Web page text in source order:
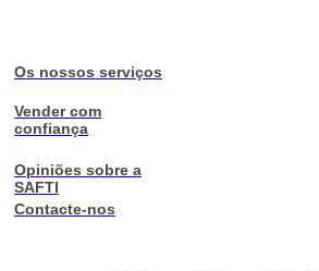
Os nossos serviços
Vender com
confiança
Opiniões sobre a
SAFTI
Contacte-nos